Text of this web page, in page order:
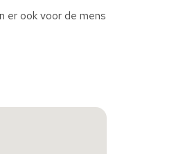
er ook voor de mens